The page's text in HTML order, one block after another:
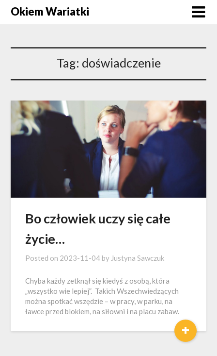
Okiem Wariatki
Tag: doświadczenie
Bo człowiek uczy się całe
życie…
Posted on 2023-11-04 by Justyna Sawczuk
Chyba każdy zetknął się kiedyś z osobą, która
„wszystko wie lepiej”. Takich Wszechwiedzących
można spotkać wszędzie – w pracy, w parku, na
ławce przed blokiem, na siłowni i na placu zabaw.
+